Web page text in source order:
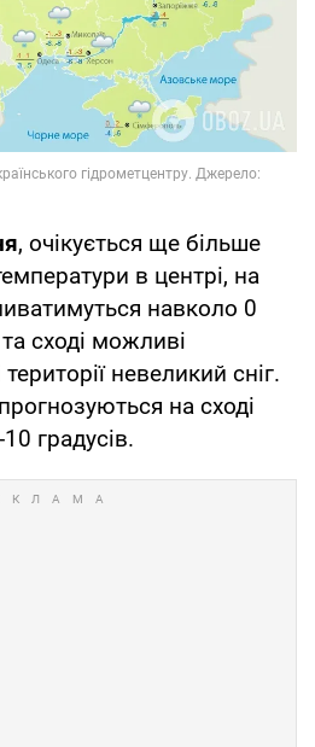
, очікується ще більше
в центрі, на
навколо 0
сході можливі
невеликий сніг.
на сході
градусів.